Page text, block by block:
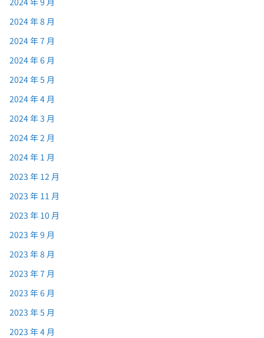
2024 年 8 月
2024 年 7 月
2024 年 6 月
2024 年 5 月
2024 年 4 月
2024 年 3 月
2024 年 2 月
2024 年 1 月
2023 年 12 月
2023 年 11 月
2023 年 10 月
2023 年 9 月
2023 年 8 月
2023 年 7 月
2023 年 6 月
2023 年 5 月
2023 年 4 月